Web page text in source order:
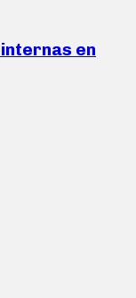
en